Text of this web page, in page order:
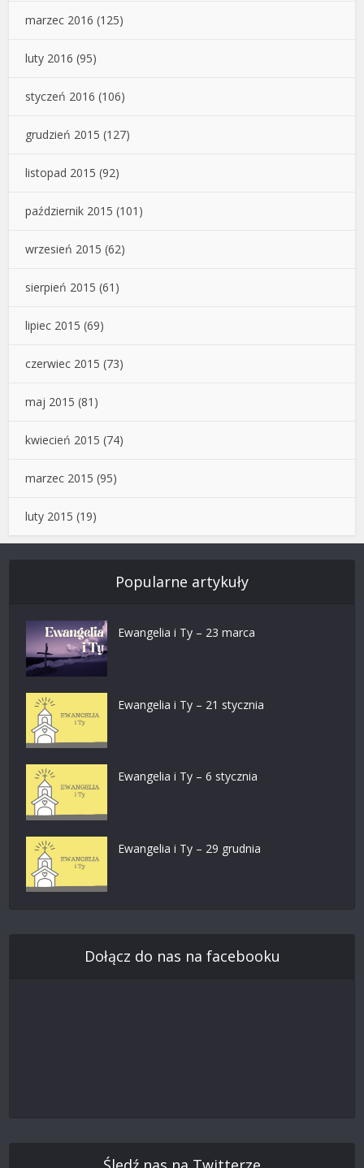
marzec 2016 (125)
luty 2016 (95)
styczeń 2016 (106)
grudzień 2015 (127)
listopad 2015 (92)
październik 2015 (101)
wrzesień 2015 (62)
sierpień 2015 (61)
lipiec 2015 (69)
czerwiec 2015 (73)
maj 2015 (81)
kwiecień 2015 (74)
marzec 2015 (95)
luty 2015 (19)
Popularne artykuły
Ewangelia i Ty – 23 marca
Ewangelia i Ty – 21 stycznia
Ewangelia i Ty – 6 stycznia
Ewangelia i Ty – 29 grudnia
Dołącz do nas na facebooku